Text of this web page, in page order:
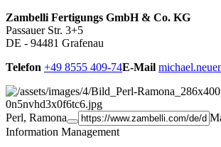
Zambelli Fertigungs GmbH & Co. KG
Passauer Str. 3+5
DE - 94481 Grafenau
Telefon +49 8555 409-74E-Mail
Perl, Ramona
Information Management